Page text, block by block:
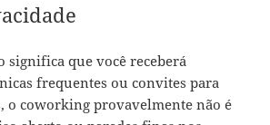
significa que você receberá
frequentes ou convites para
o coworking provavelmente não é